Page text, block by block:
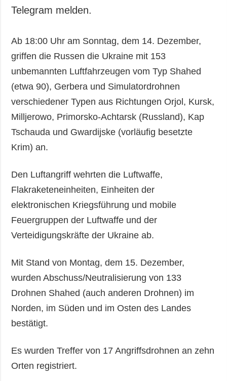
Telegram melden.
Ab 18:00 Uhr am Sonntag, dem 14. Dezember,
griffen die Russen die Ukraine mit 153
unbemannten Luftfahrzeugen vom Typ Shahed
(etwa 90), Gerbera und Simulatordrohnen
verschiedener Typen aus Richtungen Orjol, Kursk,
Milljerowo, Primorsko-Achtarsk (Russland), Kap
Tschauda und Gwardijske (vorläufig besetzte
Krim) an.
Den Luftangriff wehrten die Luftwaffe,
Flakraketeneinheiten, Einheiten der
elektronischen Kriegsführung und mobile
Feuergruppen der Luftwaffe und der
Verteidigungskräfte der Ukraine ab.
Mit Stand von Montag, dem 15. Dezember,
wurden Abschuss/Neutralisierung von 133
Drohnen Shahed (auch anderen Drohnen) im
Norden, im Süden und im Osten des Landes
bestätigt.
Es wurden Treffer von 17 Angriffsdrohnen an zehn
Orten registriert.